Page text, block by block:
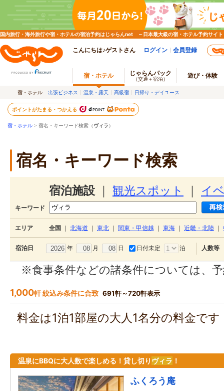
国内旅行・海外旅行や宿・ホテルの宿泊予約はじゃらんnet ～日本最大級の宿・ホテル予約サイト
こんにちは♪ゲストさん ログイン 会員登録
宿・ホテル じゃらんパック
（交通＋宿泊） 遊び・体験
宿・ホテル 出張ビジネス 温泉・露天 高級宿 日帰り・デイユース
ポイントがたまる・つかえる
宿・ホテル > 宿名・キーワード検索（ヴィラ）
宿名・キーワード検索
宿泊施設 観光スポット イ
キーワード
エリア 全国 北海道 東北 関東・甲信越 東海 近畿・北陸
宿泊日 年 月 日 日付未定 泊 人数等
※食事条件などの諸条件については、
1,000軒 絞込み条件に合致 691軒～720軒表示
料金は1泊1部屋の大人1名分の料金で
温泉にBBQに大人数で楽しめる！貸し切り ヴィラ ！
ふくろう庵